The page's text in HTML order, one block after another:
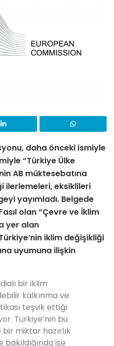
daha önceki ismiyle
“Türkiye Ülke
AB müktesebatına
ilerlemeleri, eksiklileri
yayımladı. Belgede
olan “Çevre ve İklim
yer alan
iklim değişikliği
uyumuna ilişkin
bir iklim
kalkınma ve
teşvik ettiği
Türkiye’nin bu
miktar hazırlık
ise